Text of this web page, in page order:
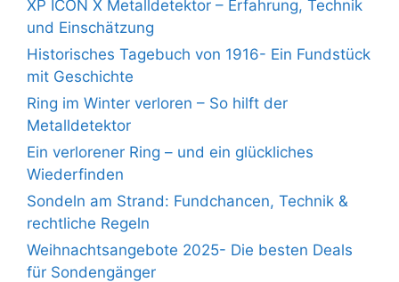
XP ICON X Metalldetektor – Erfahrung, Technik
und Einschätzung
Historisches Tagebuch von 1916- Ein Fundstück
mit Geschichte
Ring im Winter verloren – So hilft der
Metalldetektor
Ein verlorener Ring – und ein glückliches
Wiederfinden
Sondeln am Strand: Fundchancen, Technik &
rechtliche Regeln
Weihnachtsangebote 2025- Die besten Deals
für Sondengänger